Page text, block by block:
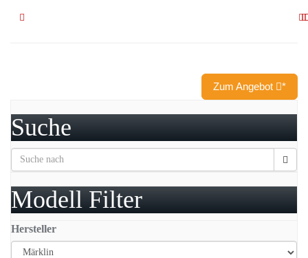
Zum Angebot *
Suche
Modell Filter
Hersteller